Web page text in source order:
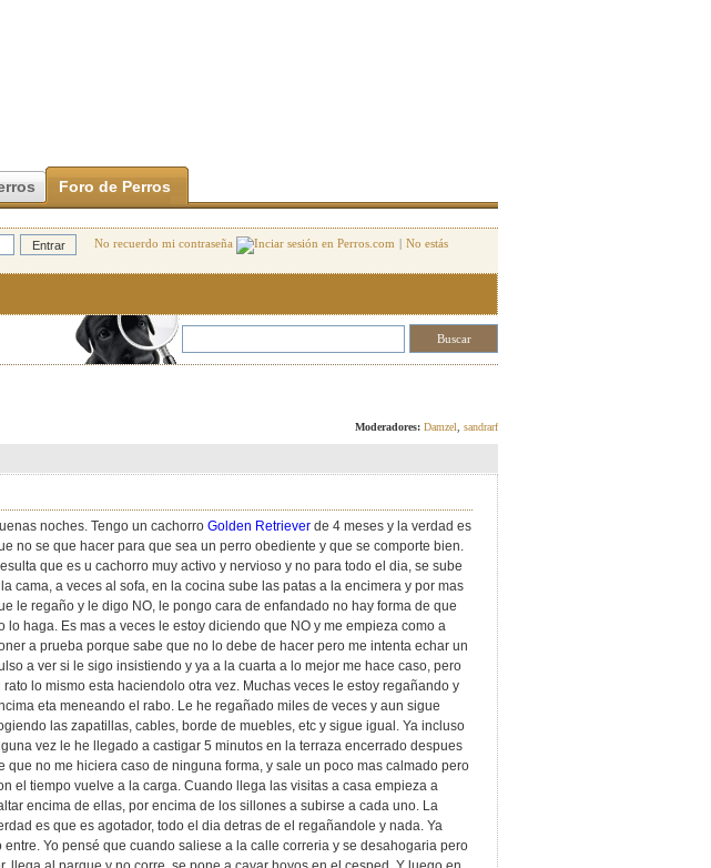
Foro de Perros
No recuerdo mi contraseña | No estás
Moderadores: Damzel sandrarf
noches. Tengo un cachorro Golden Retriever de 4 meses y la verdad es
no se que hacer para que sea un perro obediente y que se comporte bien.
que es u cachorro muy activo y nervioso y no para todo el dia, se sube
cama, a veces al sofa, en la cocina sube las patas a la encimera y por mas
le regaño y le digo NO, le pongo cara de enfandado no hay forma de que
lo haga. Es mas a veces le estoy diciendo que NO y me empieza como a
a prueba porque sabe que no lo debe de hacer pero me intenta echar un
a ver si le sigo insistiendo y ya a la cuarta a lo mejor me hace caso, pero
rato lo mismo esta haciendolo otra vez. Muchas veces le estoy regañando y
eta meneando el rabo. Le he regañado miles de veces y aun sigue
las zapatillas, cables, borde de muebles, etc y sigue igual. Ya incluso
vez le he llegado a castigar 5 minutos en la terraza encerrado despues
que no me hiciera caso de ninguna forma, y sale un poco mas calmado pero
el tiempo vuelve a la carga. Cuando llega las visitas a casa empieza a
encima de ellas, por encima de los sillones a subirse a cada uno. La
es que es agotador, todo el dia detras de el regañandole y nada. Ya
Yo pensé que cuando saliese a la calle correria y se desahogaria pero